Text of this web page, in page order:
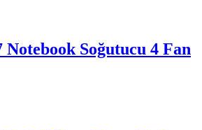
Soğutucu 4 Fan